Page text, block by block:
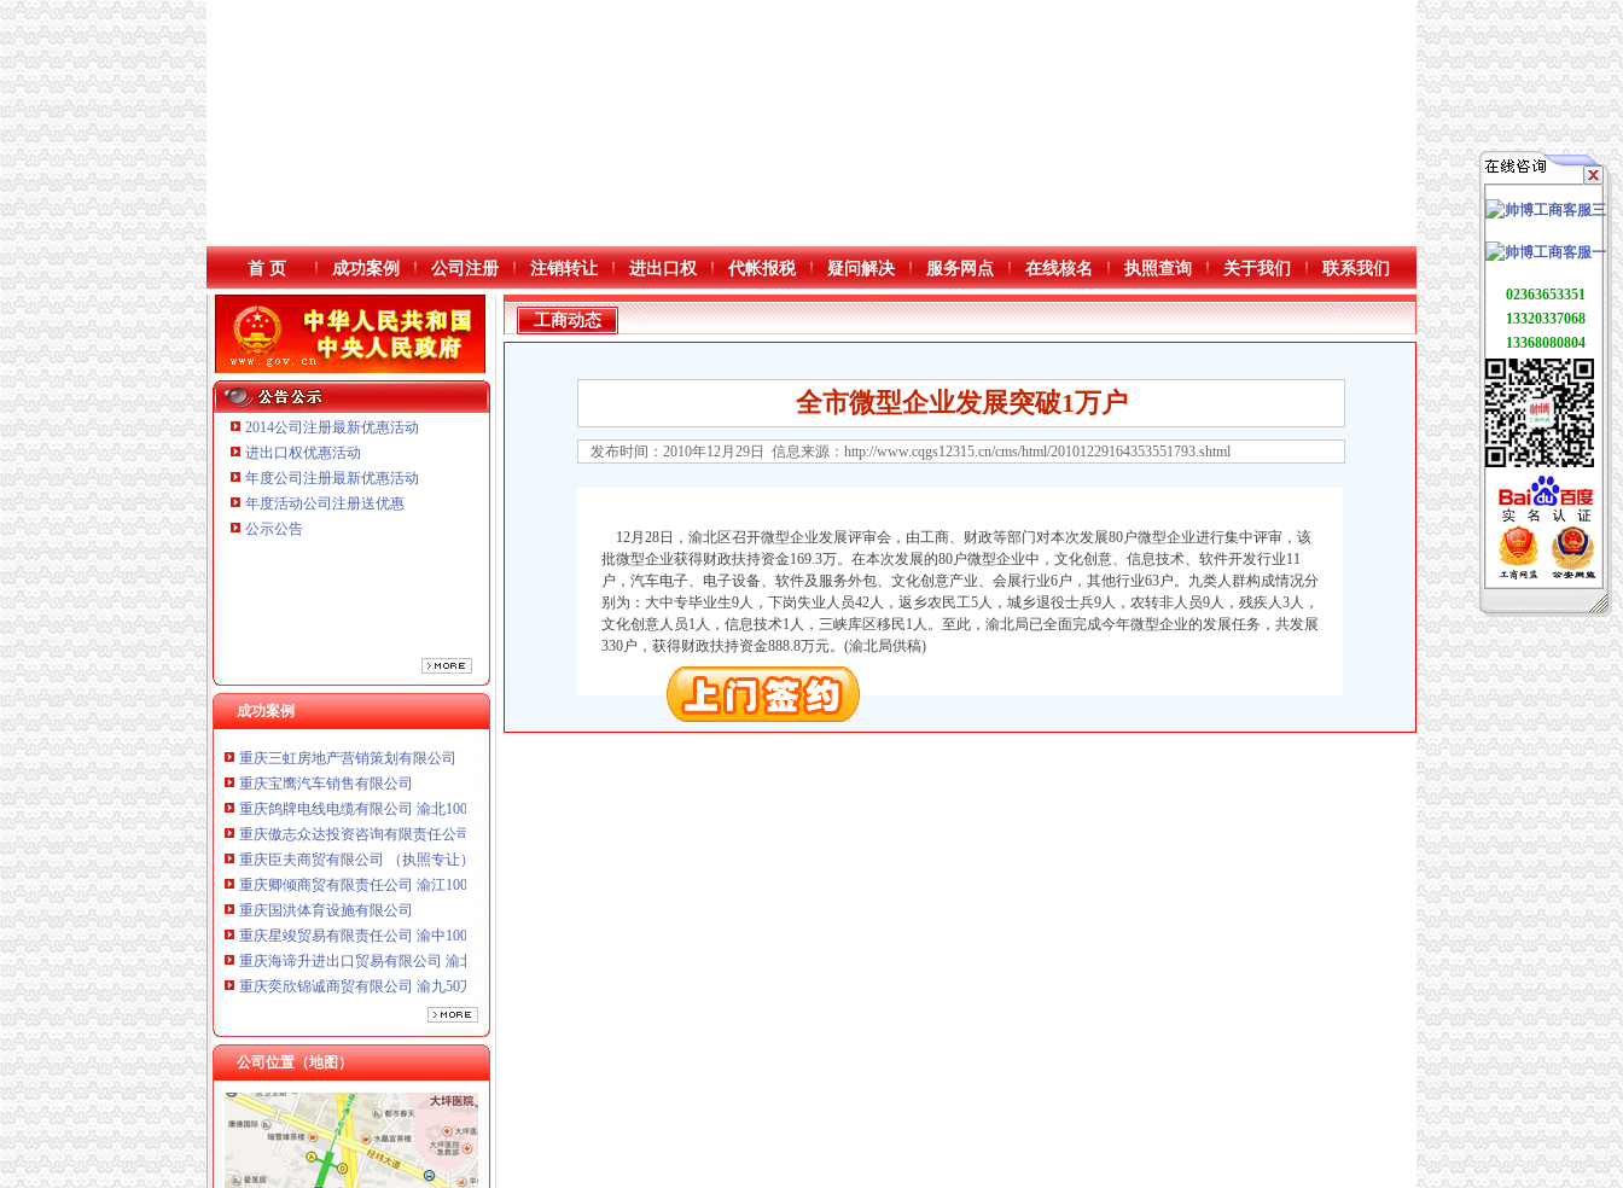
本站导航
首 页 成功案例 公司注册 注销转让 进出口权 代帐报税 疑问解决 服务网点 在线核名 执照查询 关于我们 联系我们
2014公司注册最新优惠活动
进出口权优惠活动
年度公司注册最新优惠活动
年度活动公司注册送优惠
公示公告
成功案例
重庆鸽牌电线电缆有限公司 渝北10010万 (进出口权)
重庆傲志众达投资咨询有限责任公司 渝九1000万 （增资）
重庆海谛升进出口贸易有限公司 渝北100万 （进出口权）
重庆奕欣锦诚商贸有限公司 渝九50万 （工商注册）
重庆信同广告有限公司 渝沙50万 （工商注册）
重庆三虹房地产营销策划有限公司
重庆宝鹰汽车销售有限公司
重庆鸽牌电线电缆有限公司 渝北10010万 (进出口权)
重庆傲志众达投资咨询有限责任公司 渝九1000万 （增资）
重庆臣夫商贸有限公司 （执照专让）
重庆卿倾商贸有限责任公司 渝江100万 （工商注册）
重庆国洪体育设施有限公司
重庆星竣贸易有限责任公司 渝中100万 （进出口权）
重庆海谛升进出口贸易有限公司 渝北100万 （进出口权）
重庆奕欣锦诚商贸有限公司 渝九50万 （工商注册）
重庆信同广告有限公司 渝沙50万 （工商注册）
重庆三虹房地产营销策划有限公司
重庆宝鹰汽车销售有限公司
公司位置（地图）
工商动态
工商动态
全市微型企业发展突破1万户
发布时间：2010年12月29日 信息来源： http://www.cqgs12315.cn/cms/html/20101229164353551793.shtml
12月28日，渝北区召开微型企业发展评审会，由工商、财政等部门对本次发展80户微型企业进行集中评审，该
批微型企业获得财政扶持资金169.3万。在本次发展的80户微型企业中，文化创意、信息技术、软件开发行业11
户，汽车电子、电子设备、软件及服务外包、文化创意产业、会展行业6户，其他行业63户。九类人群构成情况分
别为：大中专毕业生9人，下岗失业人员42人，返乡农民工5人，城乡退役士兵9人，农转非人员9人，残疾人3人，
文化创意人员1人，信息技术1人，三峡库区移民1人。至此，渝北局已全面完成今年微型企业的发展任务，共发展
330户，获得财政扶持资金888.8万元。(渝北局供稿)
02363653351
13320337068
13368080804